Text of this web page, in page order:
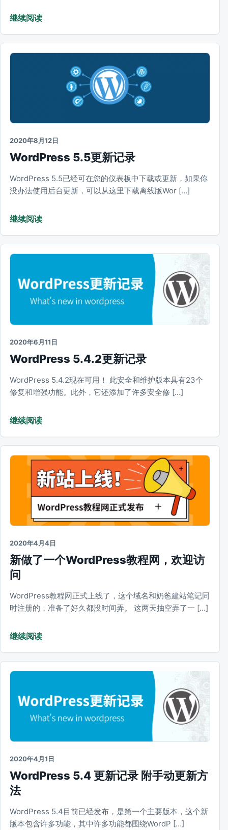
继续阅读
2020年8月12日
WordPress 5.5更新记录
WordPress 5.5已经可在您的仪表板中下载或更新，如果你
没办法使用后台更新，可以从这里下载离线版Wor […]
继续阅读
2020年6月11日
WordPress 5.4.2更新记录
WordPress 5.4.2现在可用！ 此安全和维护版本具有23个
修复和增强功能。此外，它还添加了许多安全修 […]
继续阅读
2020年4月4日
新做了一个WordPress教程网，欢迎访
问
WordPress教程网正式上线了，这个域名和奶爸建站笔记同
时注册的，准备了好久都没时间弄。 这两天抽空弄了一 […]
继续阅读
2020年4月1日
WordPress 5.4 更新记录 附手动更新方
法
WordPress 5.4目前已经发布，是第一个主要版本，这个新
版本包含许多功能，其中许多功能都围绕WordP […]